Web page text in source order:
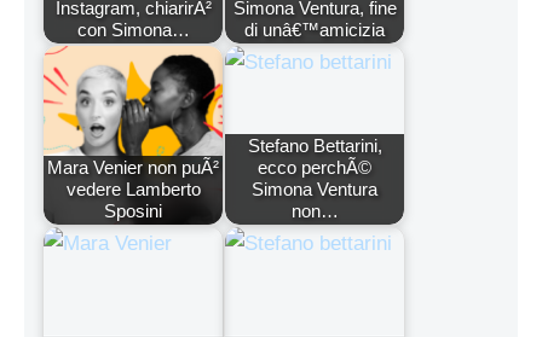
Instagram, chiarirÃ²
con Simona…
Simona Ventura, fine
di unâ€™amicizia
Mara Venier non puÃ²
vedere Lamberto
Sposini
Stefano Bettarini,
ecco perchÃ©
Simona Ventura
non…